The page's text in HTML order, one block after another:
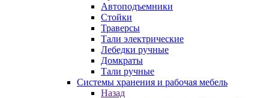
Автоподъемники
Стойки
Траверсы
Тали электрические
Лебедки ручные
Домкраты
Тали ручные
Системы хранения и рабочая мебель
Назад